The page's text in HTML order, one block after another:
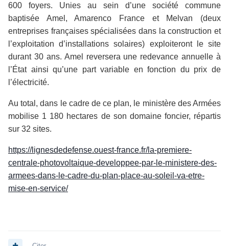
600 foyers. Unies au sein d’une société commune
baptisée Amel, Amarenco France et Melvan (deux
entreprises françaises spécialisées dans la construction et
l’exploitation d’installations solaires) exploiteront le site
durant 30 ans. Amel reversera une redevance annuelle à
l’État ainsi qu’une part variable en fonction du prix de
l’électricité.
Au total, dans le cadre de ce plan, le ministère des Armées
mobilise 1 180 hectares de son domaine foncier, répartis
sur 32 sites.
https://lignesdedefense.ouest-france.fr/la-premiere-
centrale-photovoltaique-developpee-par-le-ministere-des-
armees-dans-le-cadre-du-plan-place-au-soleil-va-etre-
mise-en-service/